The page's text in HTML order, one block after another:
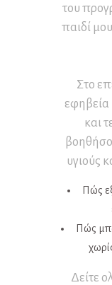
του
παιδί
Στο
εφηβεία
και
υγιούς
Πώς
Πώς
Δείτε